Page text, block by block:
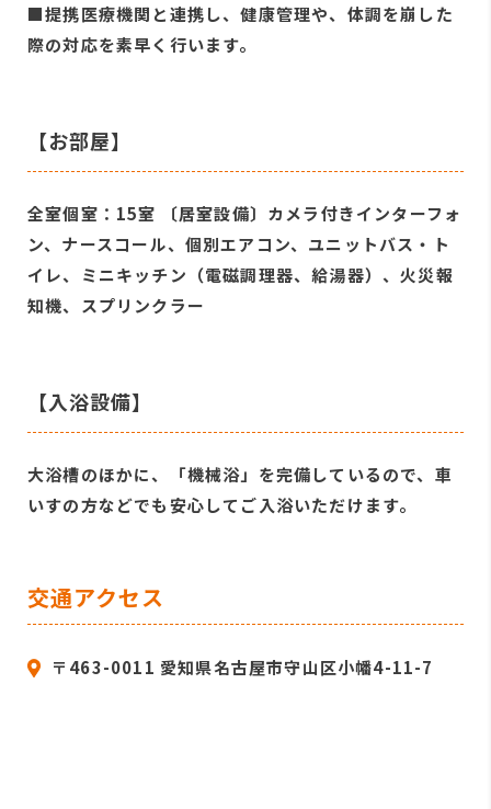
■提携医療機関と連携し、健康管理や、体調を崩した
際の対応を素早く行います。
【お部屋】
全室個室：15室 〔居室設備〕カメラ付きインターフォ
ン、ナースコール、個別エアコン、ユニットバス・ト
イレ、ミニキッチン（電磁調理器、給湯器）、火災報
知機、スプリンクラー
【入浴設備】
大浴槽のほかに、「機械浴」を完備しているので、車
いすの方などでも安心してご入浴いただけます。
交通アクセス
〒463-0011 愛知県名古屋市守山区小幡4-11-7